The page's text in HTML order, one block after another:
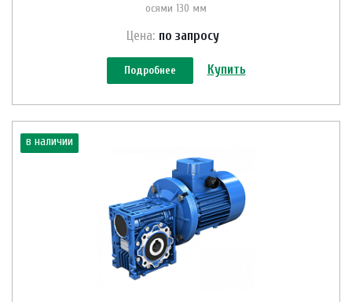
осями 130 мм
Цена: по запросу
Подробнее Купить
в наличии